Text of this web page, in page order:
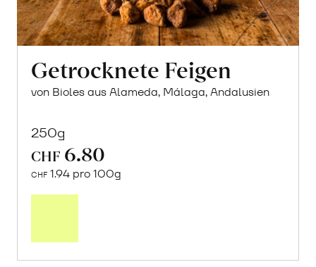
Getrocknete Feigen
von Bioles aus Alameda, Málaga, Andalusien
250g
CHF 6.80
CHF 1.94 pro 100g